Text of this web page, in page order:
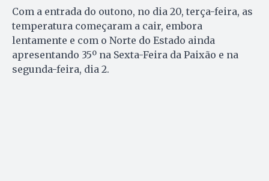
Com a entrada do outono, no dia 20, terça-feira, as
temperatura começaram a cair, embora
lentamente e com o Norte do Estado ainda
apresentando 35º na Sexta-Feira da Paixão e na
segunda-feira, dia 2.